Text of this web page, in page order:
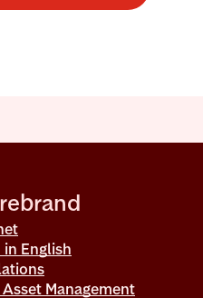
English
Management